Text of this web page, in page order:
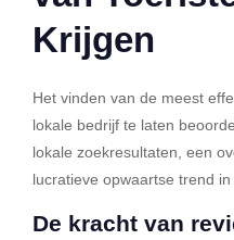
Krijgen
Het vinden van de meest
lokale bedrijf te laten
lokale zoekresultaten, een
lucratieve opwaartse trend in
De kracht van